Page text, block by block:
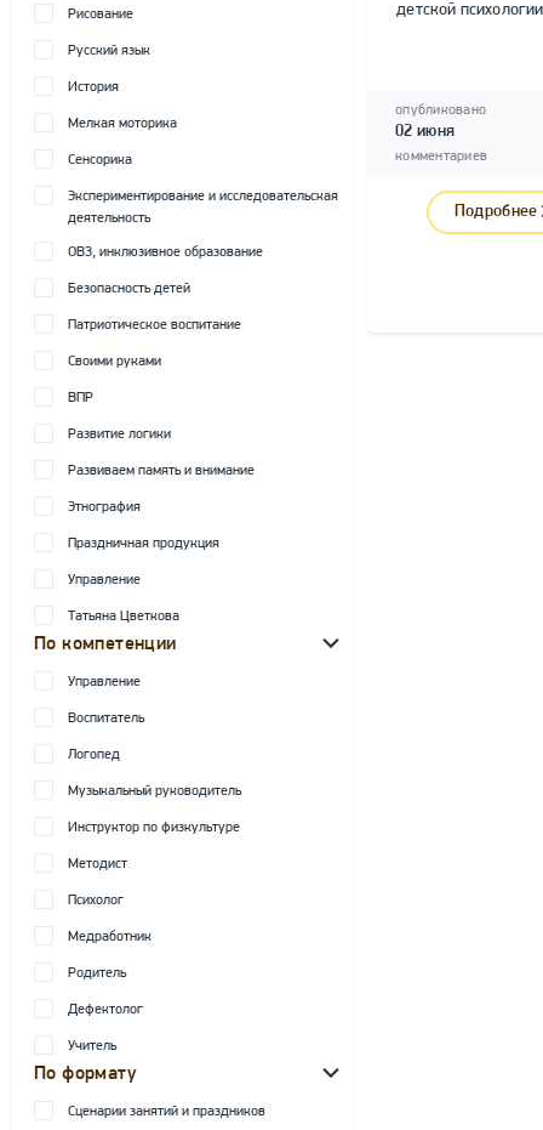
Рисование
Русский язык
История
Мелкая моторика
Сенсорика
Экспериментирование и исследовательская
деятельность
ОВЗ, инклюзивное образование
Безопасность детей
Патриотическое воспитание
Своими руками
ВПР
Развитие логики
Развиваем память и внимание
Этнография
Праздничная продукция
Управление
Татьяна Цветкова
По компетенции
Управление
Воспитатель
Логопед
Музыкальный руководитель
Инструктор по физкультуре
Методист
Психолог
Медработник
Родитель
Дефектолог
Учитель
По формату
Сценарии занятий и праздников
детской
опубликовано
02 июня
комментариев
Подробнее